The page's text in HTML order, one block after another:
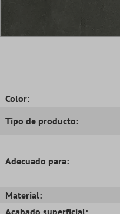
Color:
Tipo de producto:
Adecuado para:
Material:
Acabado superficial: